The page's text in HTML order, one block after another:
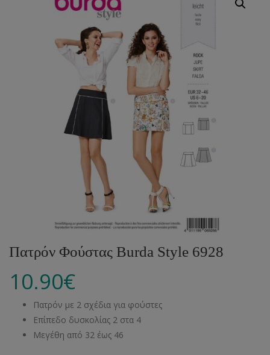
Πατρόν Φούστας Burda Style 6928
10.90€
Πατρόν με 2 σχέδια για φούστες
Επίπεδο δυσκολίας 2 στα 4
Μεγέθη από 32 έως 46